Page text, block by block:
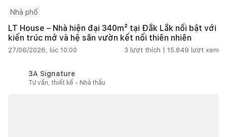
Nhà phố
LT House – Nhà hiện đại 340m² tại Đắk Lắk nổi bật với
kiến trúc mở và hệ sân vườn kết nối thiên nhiên
27/06/2026, lúc 10:00 3 lượt thích | 15.849 lượt xem
3A Signature
Tư vấn, thiết kế - Nhà thầu